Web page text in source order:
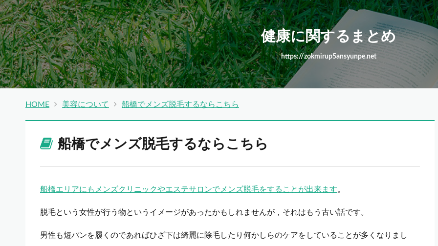
健康に関するまとめ
https://zokmirup5ansyunpe.net
HOME 美容について 船橋でメンズ脱毛するならこちら
船橋でメンズ脱毛するならこちら
船橋エリアにもメンズクリニックやエステサロンでメンズ脱毛をすることが出来ます。
脱毛という女性が行う物というイメージがあったかもしれませんが，それはもう古い話です。
男性も短パンを履くのであればひざ下は綺麗に除毛したり何かしらのケアをしていることが多くなりまし